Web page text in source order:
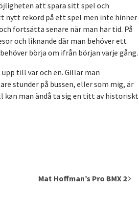
att spara sitt spel och
nytt rekord på ett spel men inte hinner
fortsätta senare när man har tid. På
och liknande där man behöver ett
börja om ifrån början varje gång.
till var och en. Gillar man
stunder på bussen, eller som mig, är
man ändå ta sig en titt av historiskt
Mat Hoffman’s Pro BMX 2